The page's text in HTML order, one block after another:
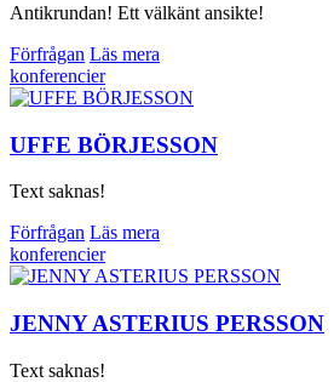
Antikrundan! Ett välkänt ansikte!
Förfrågan Läs mera
konferencier
UFFE BÖRJESSON
Text saknas!
Förfrågan Läs mera
konferencier
JENNY ASTERIUS PERSSON
Text saknas!